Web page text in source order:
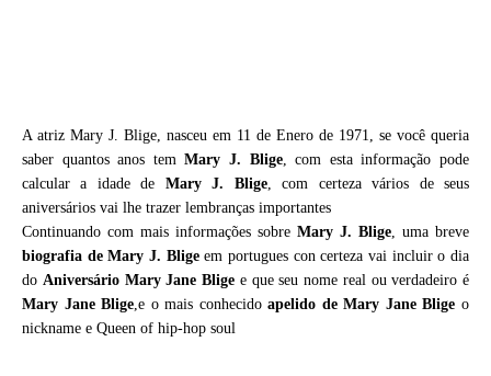
A atriz Mary J. Blige, nasceu em 11 de Enero de 1971, se você queria
saber quantos anos temMary J. Blige, com esta informação pode
calcular a idade de Mary J. Blige, com certeza vários de seus
aniversários vai lhe trazer lembranças importantes
Continuando com mais informações sobre Mary J. Blige, uma breve
biografia deMary J. Bligeem portugues con certeza vai incluir o dia
do Aniversário Mary Jane Blige e que seu nome real ou verdadeiro é
Mary Jane Blige,e o mais conhecidoapelido de Mary Jane Blige o
nickname e Queen of hip-hop soul